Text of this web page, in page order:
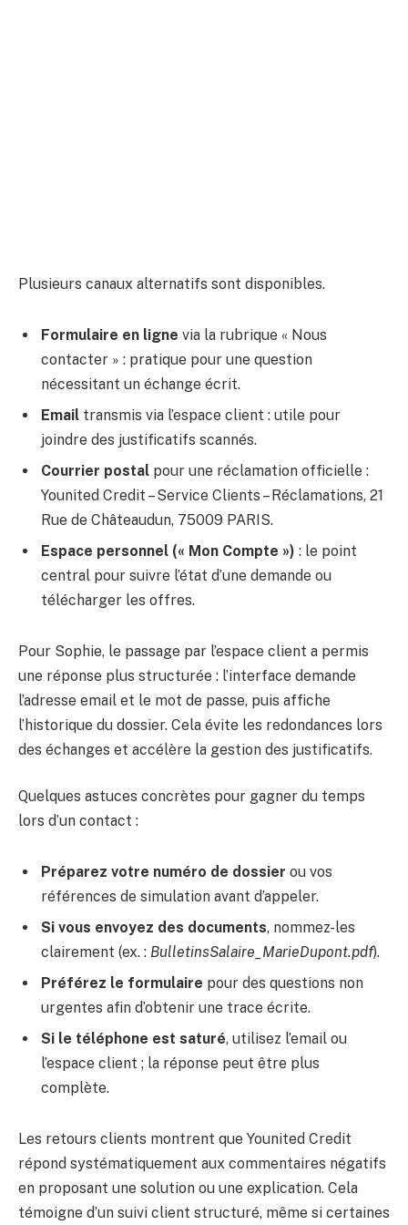
Plusieurs canaux alternatifs sont disponibles.
Formulaire en ligne via la rubrique « Nous
contacter » : pratique pour une question
nécessitant un échange écrit.
Email transmis via l’espace client : utile pour
joindre des justificatifs scannés.
Courrier postal pour une réclamation officielle :
Younited Credit – Service Clients – Réclamations, 21
Rue de Châteaudun, 75009 PARIS.
Espace personnel (« Mon Compte ») : le point
central pour suivre l’état d’une demande ou
télécharger les offres.
Pour Sophie, le passage par l’espace client a permis
une réponse plus structurée : l’interface demande
l’adresse email et le mot de passe, puis affiche
l’historique du dossier. Cela évite les redondances lors
des échanges et accélère la gestion des justificatifs.
Quelques astuces concrètes pour gagner du temps
lors d’un contact :
Préparez votre numéro de dossier ou vos
références de simulation avant d’appeler.
Si vous envoyez des documents, nommez-les
clairement (ex. : BulletinsSalaire_MarieDupont.pdf).
Préférez le formulaire pour des questions non
urgentes afin d’obtenir une trace écrite.
Si le téléphone est saturé, utilisez l’email ou
l’espace client ; la réponse peut être plus
complète.
Les retours clients montrent que Younited Credit
répond systématiquement aux commentaires négatifs
en proposant une solution ou une explication. Cela
témoigne d’un suivi client structuré, même si certaines